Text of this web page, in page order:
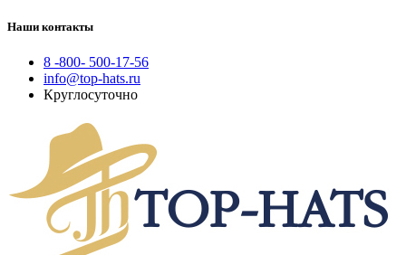
Наши контакты
8 -800- 500-17-56
info@top-hats.ru
Круглосуточно